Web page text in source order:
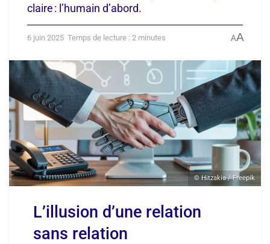
claire : l’humain d’abord.
6 juin 2025 Temps de lecture : 2 minutes AA
© Hitzakia / Freepik
L’illusion d’une relation
sans relation